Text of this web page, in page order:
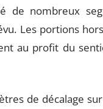
de nombreux
Les portions
au profit du
de décalage